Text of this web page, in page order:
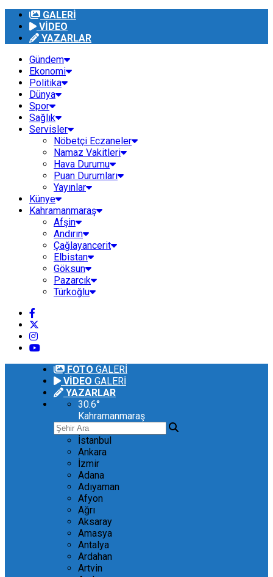
GALERİ
VİDEO
YAZARLAR
Gündem
Ekonomi
Politika
Dünya
Spor
Sağlık
Servisler
Nöbetçi Eczaneler
Namaz Vakitleri
Hava Durumu
Puan Durumları
Yayınlar
Künye
Kahramanmaraş
Afşin
Andırın
Çağlayancerit
Elbistan
Göksun
Pazarcık
Türkoğlu
FOTO GALERİ
VİDEO GALERİ
YAZARLAR
30.6°
Kahramanmaraş
İstanbul
Ankara
İzmir
Adana
Adıyaman
Afyon
Ağrı
Aksaray
Amasya
Antalya
Ardahan
Artvin